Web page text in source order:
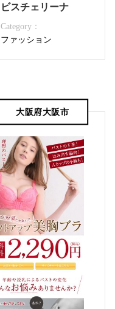
ビスチェリーナ
Category：
ファッション
大阪府大阪市